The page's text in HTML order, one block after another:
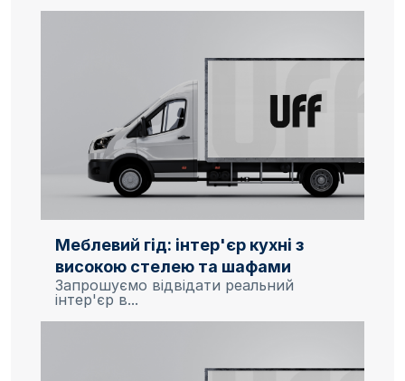
Меблевий гід: інтер'єр кухні з
високою стелею та шафами
Запрошуємо відвідати реальний
інтер'єр в...